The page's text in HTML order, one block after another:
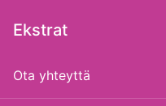
Ekstrat
Ota yhteyttä